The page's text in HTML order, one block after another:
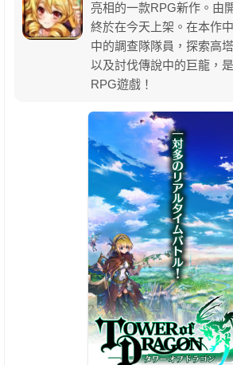
亮相的一款RPG新作。由
終於在今天上架。在本作
中的調查隊隊員，探索高
以及討伐傳說中的巨龍，
RPG遊戲！